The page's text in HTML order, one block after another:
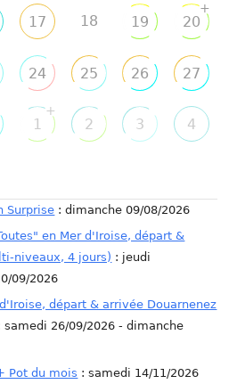
17 18 19 20
+
24 25 26 27
1
+
2 3 4
Surprise : dimanche 09/08/2026
en Mer d'Iroise, départ &
niveaux, 4 jours) : jeudi
09/2026
départ & arrivée Douarnenez
samedi 26/09/2026 - dimanche
Pot du mois : samedi 14/11/2026